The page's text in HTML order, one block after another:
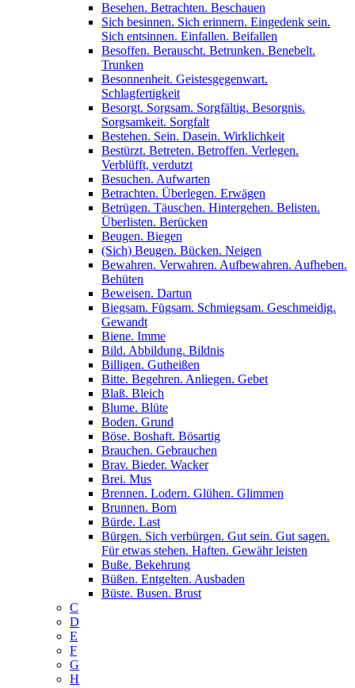
Besehen. Betrachten. Beschauen
Sich besinnen. Sich erinnern. Eingedenk sein.
Sich entsinnen. Einfallen. Beifallen
Besoffen. Berauscht. Betrunken. Benebelt.
Trunken
Besonnenheit. Geistesgegenwart.
Schlagfertigkeit
Besorgt. Sorgsam. Sorgfältig. Besorgnis.
Sorgsamkeit. Sorgfalt
Bestehen. Sein. Dasein. Wirklichkeit
Bestürzt. Betreten. Betroffen. Verlegen.
Verblüfft, verdutzt
Besuchen. Aufwarten
Betrachten. Überlegen. Erwägen
Betrügen. Täuschen. Hintergehen. Belisten.
Überlisten. Berücken
Beugen. Biegen
(Sich) Beugen. Bücken. Neigen
Bewahren. Verwahren. Aufbewahren. Aufheben.
Behüten
Beweisen. Dartun
Biegsam. Fügsam. Schmiegsam. Geschmeidig.
Gewandt
Biene. Imme
Bild. Abbildung. Bildnis
Billigen. Gutheißen
Bitte. Begehren. Anliegen. Gebet
Blaß. Bleich
Blume. Blüte
Boden. Grund
Böse. Boshaft. Bösartig
Brauchen. Gebrauchen
Brav. Bieder. Wacker
Brei. Mus
Brennen. Lodern. Glühen. Glimmen
Brunnen. Born
Bürde. Last
Bürgen. Sich verbürgen. Gut sein. Gut sagen.
Für etwas stehen. Haften. Gewähr leisten
Buße. Bekehrung
Büßen. Entgelten. Ausbaden
Büste. Busen. Brust
C
D
E
F
G
H